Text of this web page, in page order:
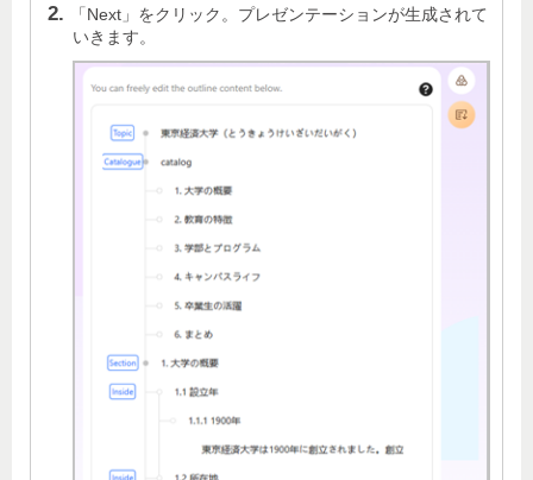
「Next」をクリック。プレゼンテーションが生成されて
いきます。